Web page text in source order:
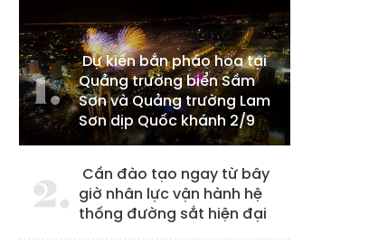
Dự kiến bắn pháo hoa tại
Quảng trường biển Sầm
Sơn và Quảng trường Lam
Sơn dịp Quốc khánh 2/9
Cần đào tạo ngay từ bây
giờ nhân lực vận hành hệ
thống đường sắt hiện đại